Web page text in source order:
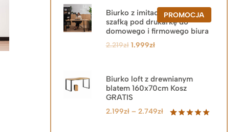
PROMOCJAPRODUKT
W
Biurko z imitacją drewna z
szafką pod drukarkę do
domowego i firmowego biura
2.219zł Pierwotna
2.219zł.
1.999złAktualna
1.999zł.
Biurko loft z drewnianym
blatem 160x70cm Kosz
GRATIS
2.199zł – 2.749złZakres